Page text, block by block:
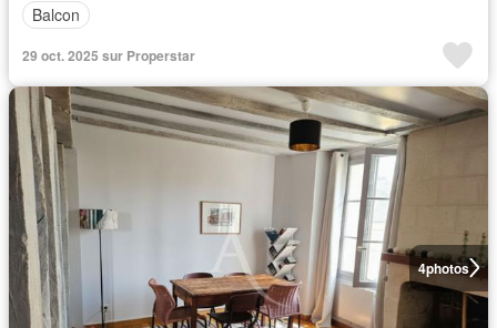
Balcon
29 oct. 2025 sur Properstar
4photos